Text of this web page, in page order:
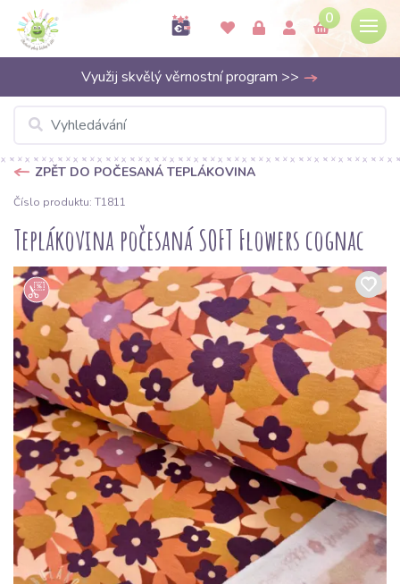
0
Využij skvělý věrnostní program >>
ZPĚT DO POČESANÁ TEPLÁKOVINA
Číslo produktu: T1811
Teplákovina počesaná SOFT Flowers cognac